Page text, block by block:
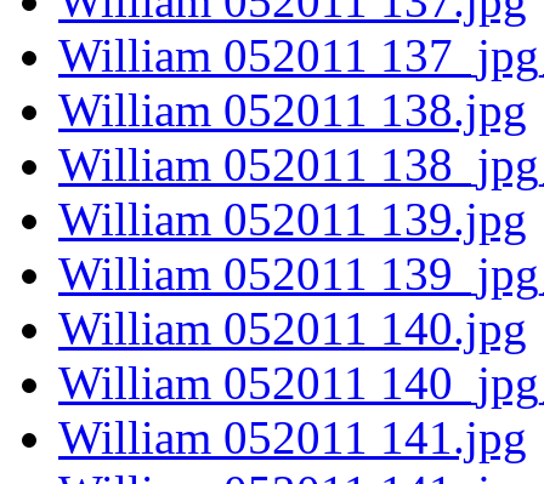
William 052011
William 052011 138.jpg
William 052011
William 052011 139.jpg
William 052011
William 052011 140.jpg
William 052011
William 052011 141.jpg